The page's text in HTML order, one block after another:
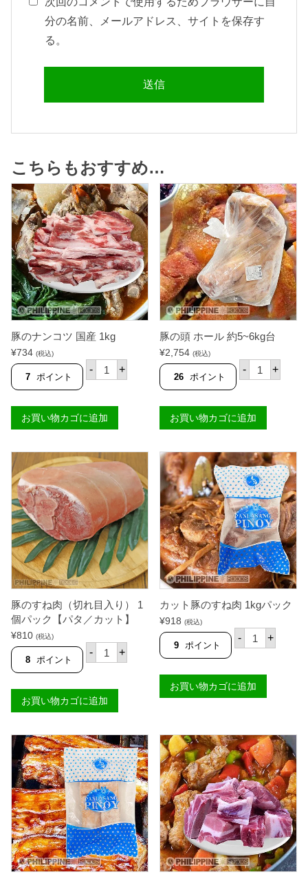
分の名前、メールアドレス、サイトを保存す
る。
こちらもおすすめ…
豚のナンコツ 国産 1kg
¥734 (税込)
7 ポイント
- 豚
の
コ
ツ
国
1
k
g
個
+
お買い物カゴに追加
豚の頭 ホール 約5~6kg台
¥2,754 (税込)
26 ポイント
- 豚
の
ー
ル
約
~
6
k
g
台
個
+
お買い物カゴに追加
豚のすね肉（切れ目入り） 1
個パック【パタ／カット】
¥810 (税込)
8 ポイント
- 豚
の
肉
（
切
目
入
り
）
1
個
パ
ッ
ク
【
パ
タ
／
+
お買い物カゴに追加
カット豚のすね肉 1kgパック
¥918 (税込)
9 ポイント
- カ
ッ
の
す
ね
g
パ
ッ
ク
個
+
お買い物カゴに追加